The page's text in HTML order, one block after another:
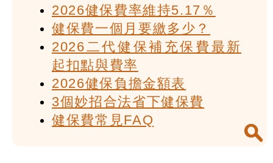
2026健保費率維持5.17％
健保費一個月要繳多少？
2026二代健保補充保費最新
起扣點與費率
2026健保負擔金額表
3個妙招合法省下健保費
健保費常見FAQ